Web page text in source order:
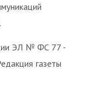
ЭЛ № ФС 77 -
газеты